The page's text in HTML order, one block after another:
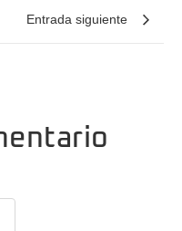
Entrada siguiente